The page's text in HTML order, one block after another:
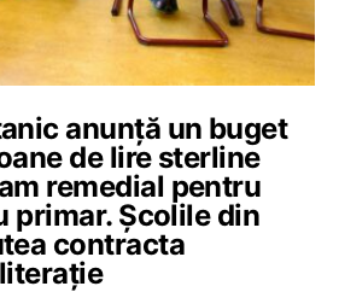
anunță un buget
de lire sterline
remedial pentru
primar. Școlile din
contracta